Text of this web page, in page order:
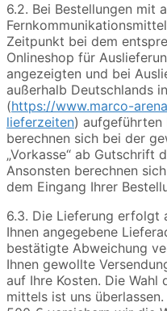
6.2. Bei Bestellungen mit
Zeitpunkt bei dem
Onlineshop für
angezeigten und bei
außerhalb Deutschlands
(https://www.marco-
lieferzeiten) aufgeführten
berechnen sich bei der
„Vorkasse“ ab Gutschrift
Ansonsten berechnen
dem Eingang Ihrer
6.3. Die Lieferung erfolgt
Ihnen angegebene
bestätigte Abweichung
Ihnen gewollte
auf Ihre Kosten. Die Wahl
mittels ist uns